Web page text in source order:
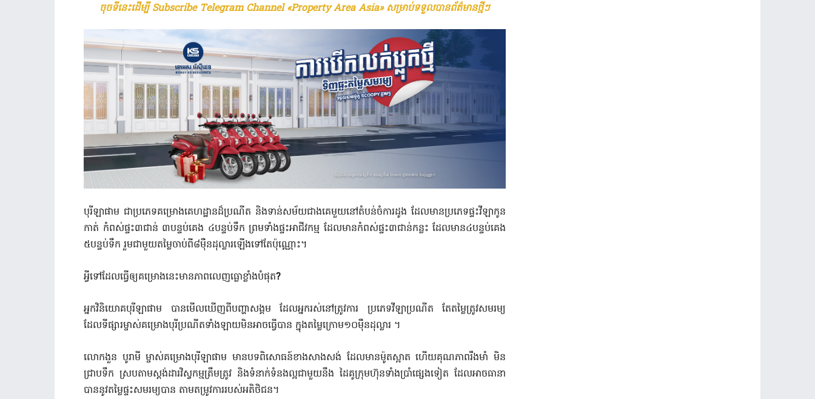
ចុចទីនេះដើម្បី Subscribe Telegram Channel «Property Area Asia» សម្រាប់ទទួលបានព័ត៌មានថ្មីៗ
បុរីឡាផាម ជាប្រភេទគម្រោងគេហដ្ឋានដ៏ប្រណីត និងទាន់សម័យជាងគេមួយនៅតំបន់ចំការដូង ដែលមានប្រភេទផ្ទះវីឡាកូន
កាត់ កំពស់ផ្ទះ៣ជាន់ ៣បន្ទប់គេង ៤បន្ទប់ទឹក ព្រមទាំងផ្ទះអាជីវកម្ម ដែលមានកំពស់ផ្ទះ៣ជាន់កន្លះ ដែលមាន៤បន្ទប់គេង
៥បន្ទប់ទឹក រួមជាមួយតម្លៃចាប់ពី៨ម៉ឺនដុល្លារឡើងទៅតែប៉ុណ្ណោះ។
អ្វីទៅដែលធ្វើឲ្យគម្រោងនេះមានភាពលេញធ្លោខ្លាំងបំផុត?
អ្នកវិនិយោគបុរីឡាផាម បានមើលឃើញពីបញ្ហាសង្គម ដែលអ្នករស់នៅត្រូវការ ប្រភេទវីឡាប្រណីត
តែតម្លៃត្រូវសមរម្យ
ដែលទីផ្សារម្ចាស់គម្រោងបុរីប្រណីតទាំងឡាយមិនអាចធ្វើបាន ក្នុងតម្លៃក្រោម១០ម៉ឺនដុល្លារ ។
លោកងួន បូរាមី ម្ចាស់គម្រោងបុរីឡាផាម មានបទពិសោធន៍ខាងសាងសង់ ដែលមានម៉ូតស្អាត ហើយគុណភាពរឹងមាំ មិន
ជ្រាបទឹក ស្របតាមស្តង់ដារវិស្វកម្មត្រឹមត្រូវ និងទំនាក់ទំនងល្អជាមួយនឹង ដៃគូក្រុមហ៊ុនទាំងប្រាំផ្សេងទៀត ដែលអាចធានា
បាននូវតម្លៃផ្ទះសមរម្យបាន តាមតម្រូវការរបស់អតិថិជន។